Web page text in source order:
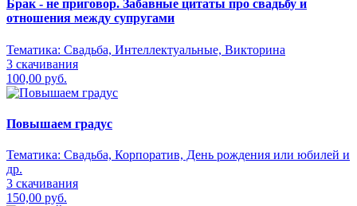
Брак - не приговор. Забавные цитаты про свадьбу и
отношения между супругами
Тематика: Свадьба, Интеллектуальные, Викторина
3 скачивания
100,00 руб.
Повышаем градус
Тематика: Свадьба, Корпоратив, День рождения или юбилей и
др.
3 скачивания
150,00 руб.